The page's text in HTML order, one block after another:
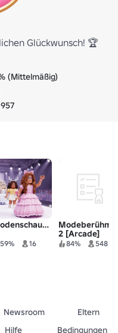
Glückwunsch! 🏆
(Mittelmäßig)
Modenschauplatz
59% 16
Modeberühmt
2 [Arcade]
84% 548
Newsroom
Eltern
Hilfe Bedingungen